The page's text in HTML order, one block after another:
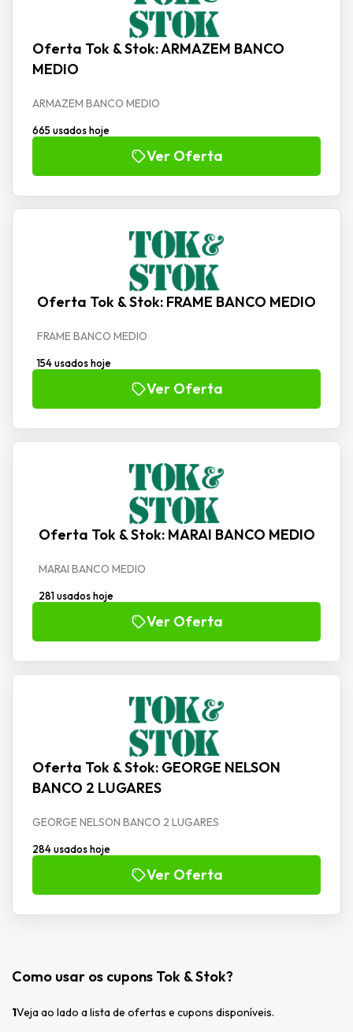
Oferta Tok & Stok: ARMAZEM BANCO
MEDIO
ARMAZEM BANCO MEDIO
665 usados hoje
Ver Oferta
Oferta Tok & Stok: FRAME BANCO MEDIO
FRAME BANCO MEDIO
154 usados hoje
Ver Oferta
Oferta Tok & Stok: MARAI BANCO MEDIO
MARAI BANCO MEDIO
281 usados hoje
Ver Oferta
Oferta Tok & Stok: GEORGE NELSON
BANCO 2 LUGARES
GEORGE NELSON BANCO 2 LUGARES
284 usados hoje
Ver Oferta
Como usar os cupons Tok & Stok?
1Veja ao lado a lista de ofertas e cupons disponíveis.